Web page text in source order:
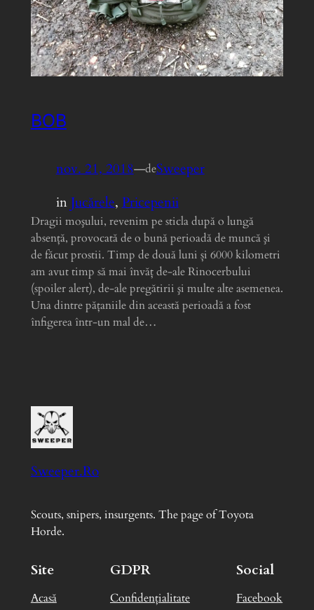
BOB
nov. 21, 2018—deSweeper
inJucărele, Pricepenii
Dragii moşului, revenim pe sticla după o lungă
absenţă, provocată de o bună perioadă de muncă şi
de făcut prostii. Timp de două luni și 6000 kilometri
am avut timp să mai învăț de-ale Rinocerbului
(spoiler alert), de-ale pregătirii şi multe alte asemenea.
Una dintre pățaniile din această perioadă a fost
înfigerea într-un mal de…
Sweeper.Ro
Scouts, snipers, insurgents. The page of Toyota
Horde.
Site
Acasă
GDPR
Confidențialitate
Social
Facebook